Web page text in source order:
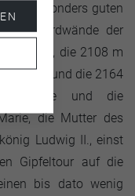
besonders guten
Nordwände der
Gimpel, die 2108 m
und die 2164
und die
die Mutter des
Ludwig II., einst
Gipfeltour auf die
bis dato wenig